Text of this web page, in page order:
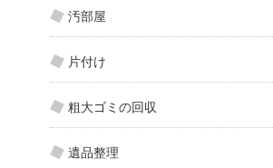
汚部屋
片付け
粗大ゴミの回収
遺品整理